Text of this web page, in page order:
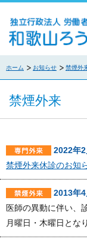
ホーム お知らせ 禁煙外
禁煙外来
2022年2
禁煙外来休診のお知
2013年4
医師の異動に伴い、
月曜日・木曜日とな